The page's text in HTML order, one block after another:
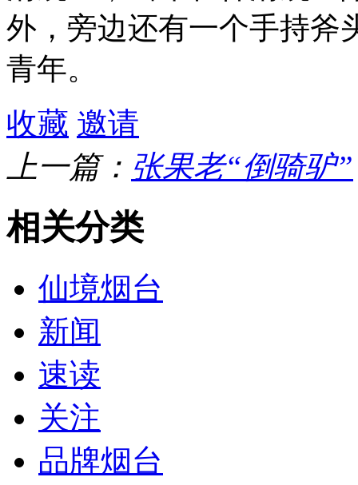
外，旁边还有一个手持斧
青年。
收藏 邀请
上一篇： 张果老“倒骑驴”
相关分类
仙境烟台
新闻
速读
关注
品牌烟台